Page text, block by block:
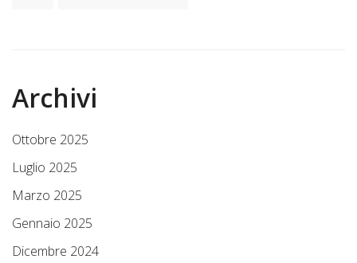
Archivi
Ottobre 2025
Luglio 2025
Marzo 2025
Gennaio 2025
Dicembre 2024